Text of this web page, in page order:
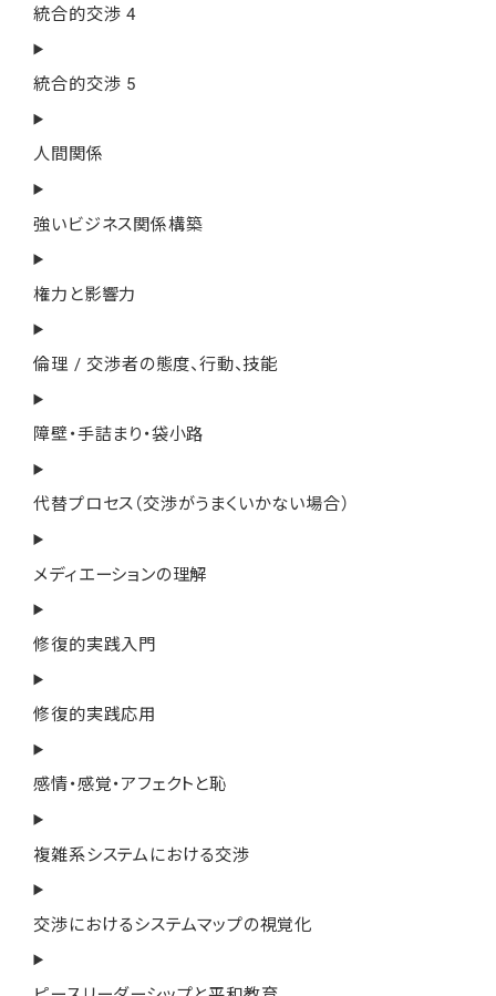
統合的交渉 4
統合的交渉 5
人間関係
強いビジネス関係構築
権力と影響力
倫理 / 交渉者の態度、行動、技能
障壁・手詰まり・袋小路
代替プロセス（交渉がうまくいかない場合）
メディエーションの理解
修復的実践入門
修復的実践応用
感情・感覚・アフェクトと恥
複雑系システムにおける交渉
交渉におけるシステムマップの視覚化